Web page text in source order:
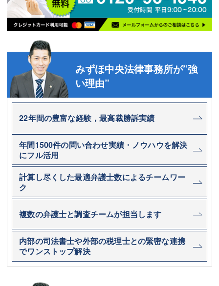
みずほ中央法律事務所が”強
い理由”
22年間の豊富な経験，最高裁勝訴実績
年間1500件の問い合わせ実績・ノウハウを解決
にフル活用
計算し尽くした最適弁護士数によるチームワー
ク
複数の弁護士と調査チームが担当します
内部の司法書士や外部の税理士との緊密な連携
でワンストップ解決